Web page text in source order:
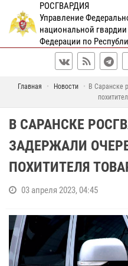
РОСГВАРДИЯ
Управление
национальной
Федерации по
Главная Новости
В Саранске
В САРАНСКЕ
ЗАДЕРЖАЛИ
ПОХИТИТЕЛЯ
03 апреля 2023, 04:45